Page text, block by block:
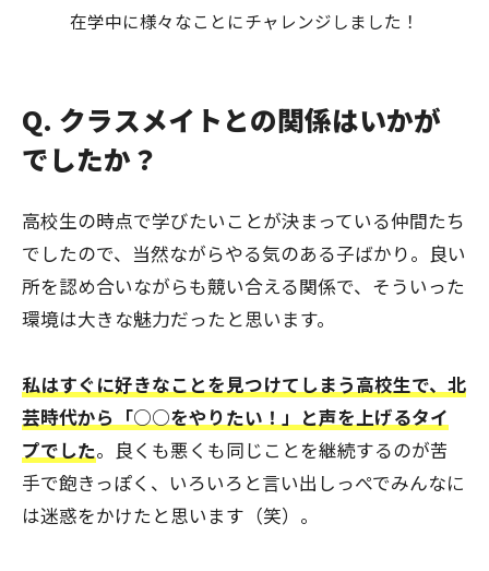
在学中に様々なことにチャレンジしました！
Q. クラスメイトとの関係はいかが
でしたか？
高校生の時点で学びたいことが決まっている仲間たち
でしたので、当然ながらやる気のある子ばかり。良い
所を認め合いながらも競い合える関係で、そういった
環境は大きな魅力だったと思います。
私はすぐに好きなことを見つけてしまう高校生で、北
芸時代から「○○をやりたい！」と声を上げるタイ
プでした。良くも悪くも同じことを継続するのが苦
手で飽きっぽく、いろいろと言い出しっぺでみんなに
は迷惑をかけたと思います（笑）。